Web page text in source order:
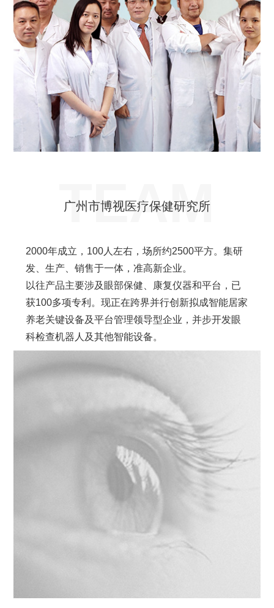
TEAM
广州市博视医疗保健研究所
2000年成立，100人左右，场所约2500平方。集研
发、生产、销售于一体，准高新企业。
以往产品主要涉及眼部保健、康复仪器和平台，已
获100多项专利。现正在跨界并行创新拟成智能居家
养老关键设备及平台管理领导型企业，并步开发眼
科检查机器人及其他智能设备。